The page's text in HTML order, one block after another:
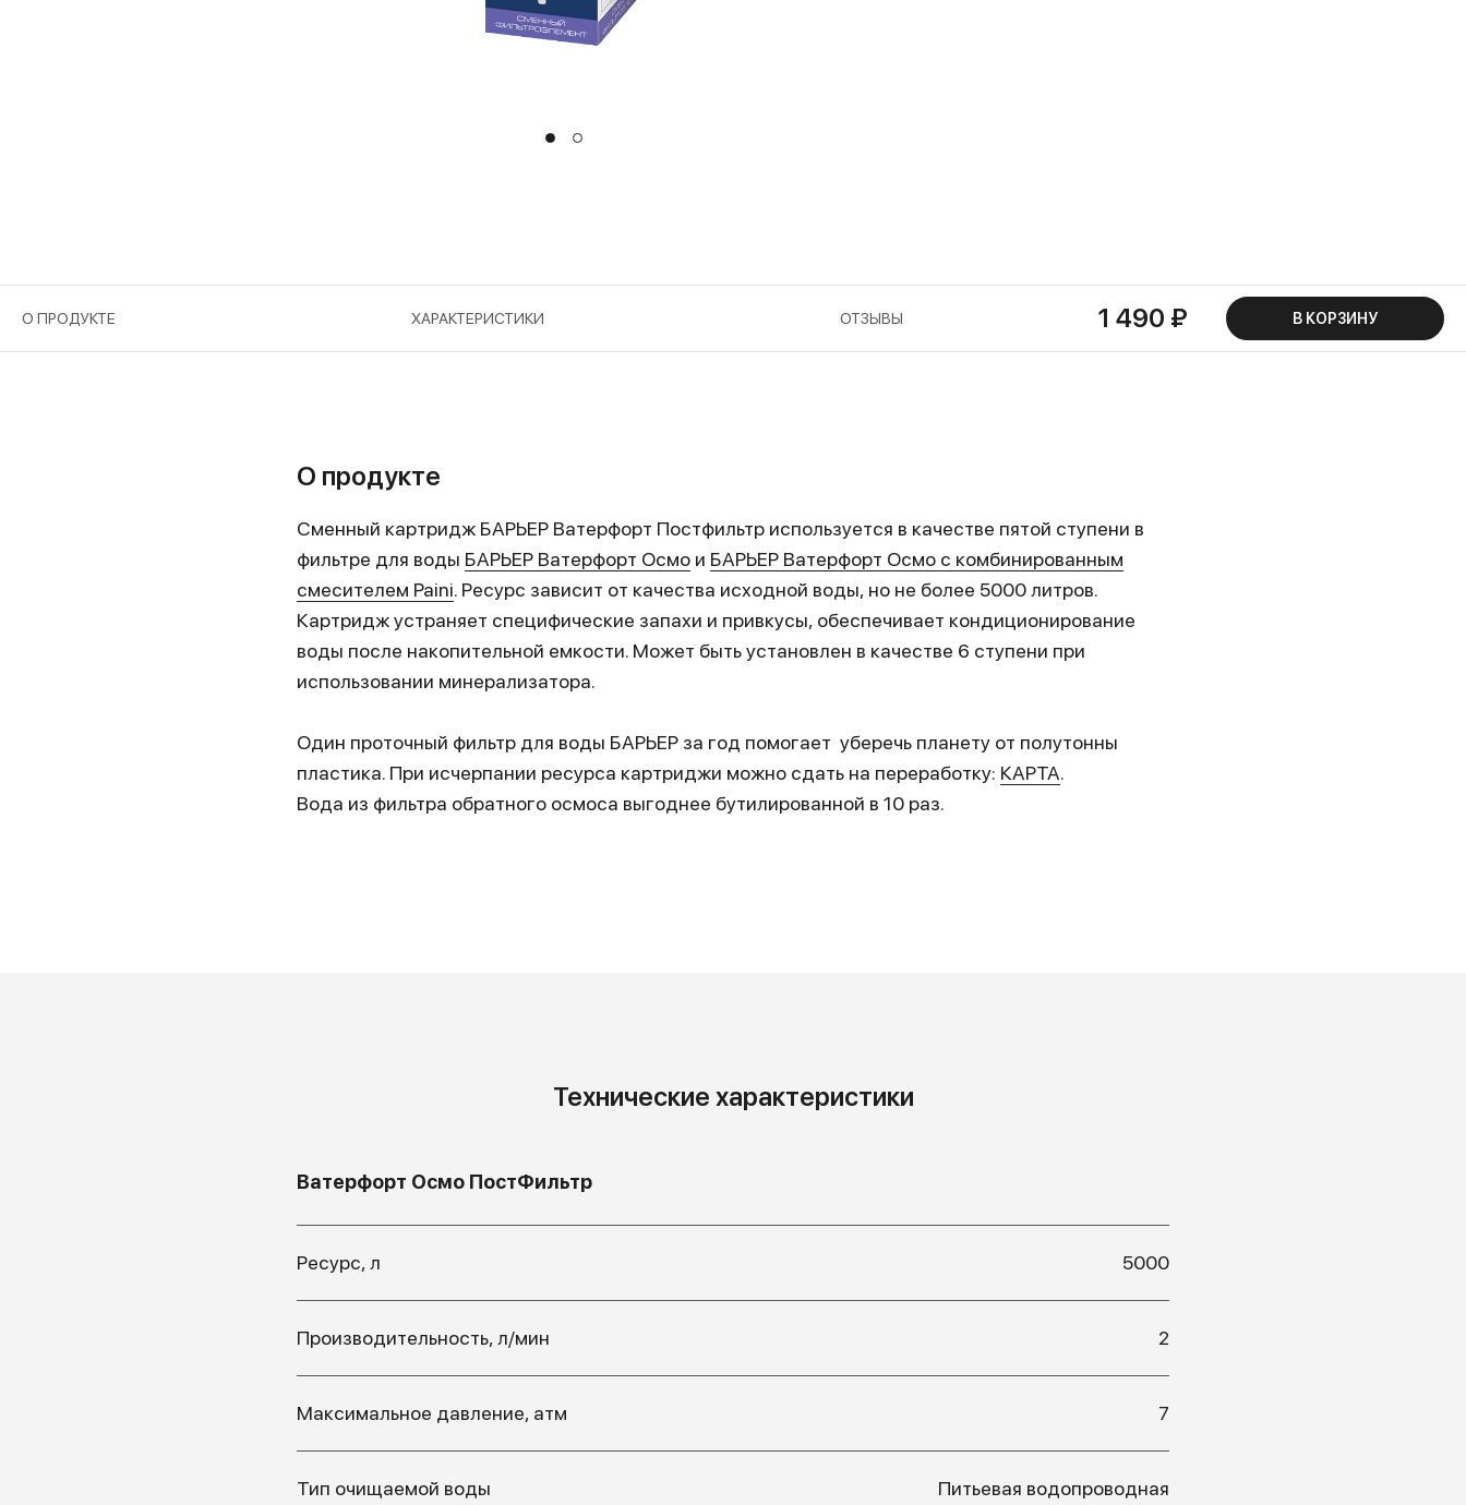
О ПРОДУКТЕ ХАРАКТЕРИСТИКИ ОТЗЫВЫ 1 490 ₽ В КОРЗИНУ
О продукте
Сменный картридж БАРЬЕР Ватерфорт Постфильтр используется в качестве пятой ступени в
фильтре для воды БАРЬЕР Ватерфорт Осмо и БАРЬЕР Ватерфорт Осмо с комбинированным
смесителем Paini. Ресурс зависит от качества исходной воды, но не более 5000 литров.
Картридж устраняет специфические запахи и привкусы, обеспечивает кондиционирование
воды после накопительной емкости. Может быть установлен в качестве 6 ступени при
использовании минерализатора.
Один проточный фильтр для воды БАРЬЕР за год помогает уберечь планету от полутонны
пластика. При исчерпании ресурса картриджи можно сдать на переработку: КАРТА.
Вода из фильтра обратного осмоса выгоднее бутилированной в 10 раз.
Технические характеристики
Ватерфорт Осмо ПостФильтр
Ресурс, л 5000
Производительность, л/мин 2
Максимальное давление, атм 7
Тип очищаемой воды Питьевая водопроводная